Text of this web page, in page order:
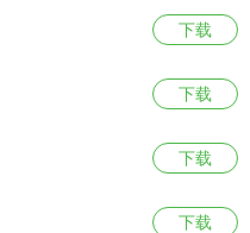
下载
下载
下载
下载